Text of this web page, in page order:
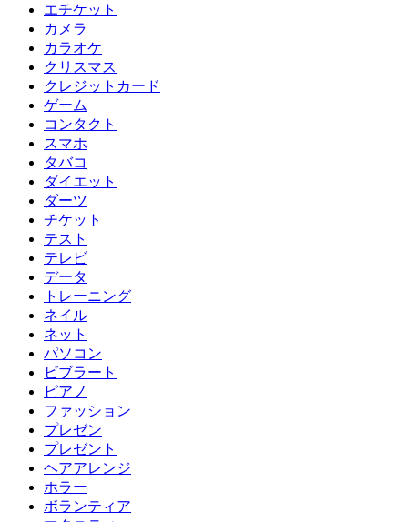
エチケット
カメラ
カラオケ
クリスマス
クレジットカード
ゲーム
コンタクト
スマホ
タバコ
ダイエット
ダーツ
チケット
テスト
テレビ
データ
トレーニング
ネイル
ネット
パソコン
ビブラート
ピアノ
ファッション
プレゼン
プレゼント
ヘアアレンジ
ホラー
ボランティア